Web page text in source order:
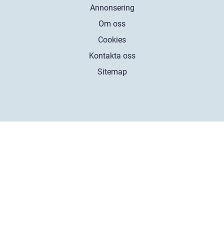
Annonsering
Om oss
Cookies
Kontakta oss
Sitemap